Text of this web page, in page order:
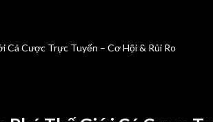
Cá Cược Trực Tuyến – Cơ Hội & Rủi Ro